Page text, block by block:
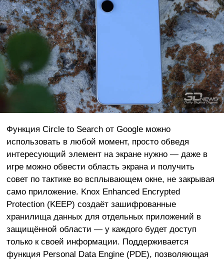
Функция Circle to Search от Google можно
использовать в любой момент, просто обведя
интересующий элемент на экране нужно — даже в
игре можно обвести область экрана и получить
совет по тактике во всплывающем окне, не закрывая
само приложение. Knox Enhanced Encrypted
Protection (KEEP) создаёт зашифрованные
хранилища данных для отдельных приложений в
защищённой области — у каждого будет доступ
только к своей информации. Поддерживается
функция Personal Data Engine (PDE), позволяющая